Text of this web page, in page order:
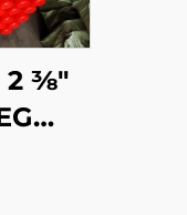
3⁄8"